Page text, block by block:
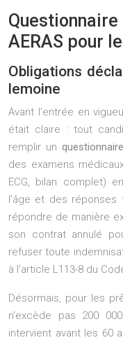
AERAS pour
Obligations
lemoine
Avant l’entrée en
était claire : tout
remplir un
des examens
ECG, bilan complet)
l’âge et des réponses
répondre de manière
son contrat annulé
refuser toute
à l’article L113-8 du
Désormais, pour les
n’excède pas 200
intervient avant les 60